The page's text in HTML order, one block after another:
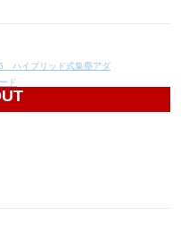
ハイブリッド式集塵アダ
ド